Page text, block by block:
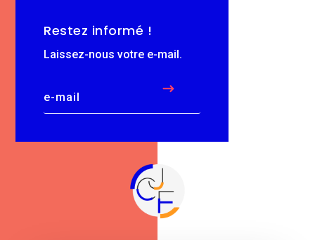
Restez informé !
Laissez-nous votre e-mail.
e-mail
$